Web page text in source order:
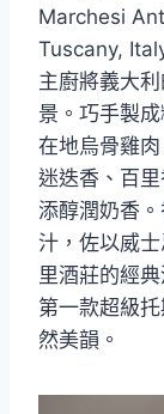
Marchesi
Tuscany,
主廚將義大
景。巧手製
在地烏骨雞
迷迭香、百
添醇潤奶香
汁，佐以威
里酒莊的經
第一款超級
然美韻。